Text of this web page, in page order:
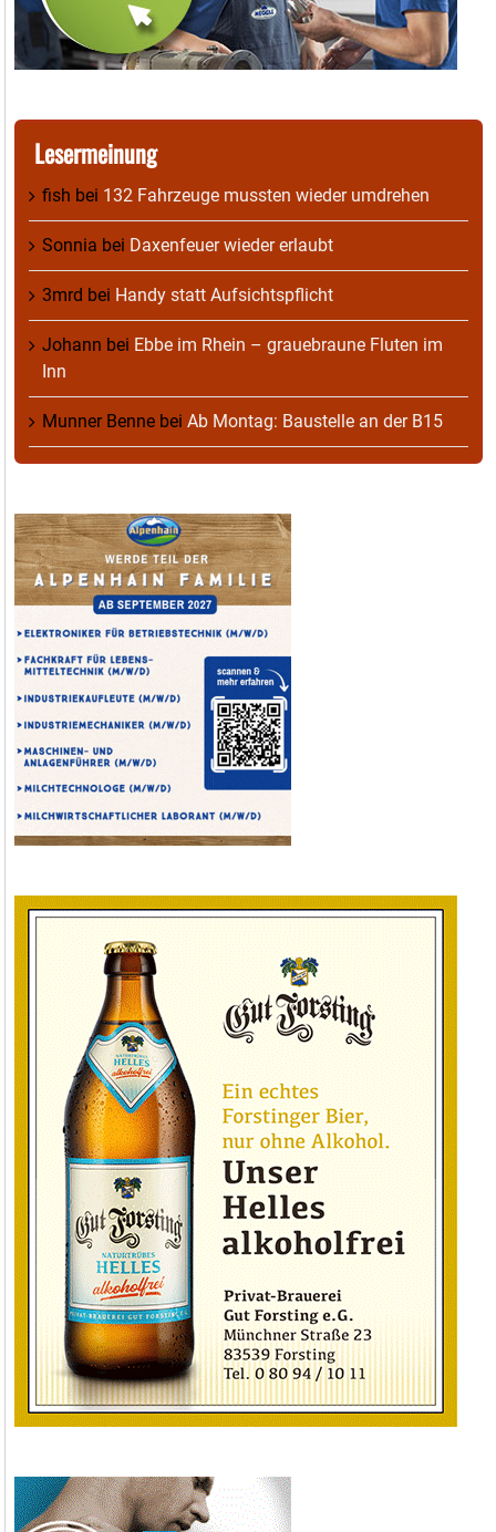
Lesermeinung
fish bei 132 Fahrzeuge mussten wieder umdrehen
Sonnia bei Daxenfeuer wieder erlaubt
3mrd bei Handy statt Aufsichtspflicht
Johann bei Ebbe im Rhein – grauebraune Fluten im
Inn
Munner Benne bei Ab Montag: Baustelle an der B15